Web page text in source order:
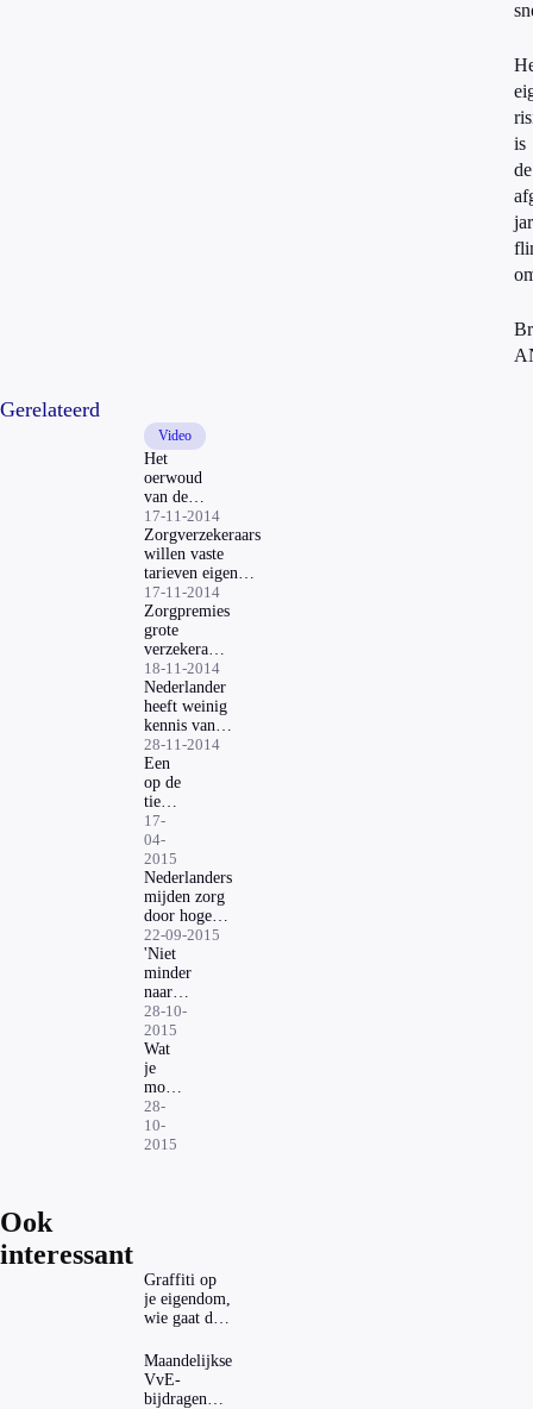
is
de
Gerelateerd
Video
Het
oerwoud
van de
zorgpolissen
17-11-2014
Zorgverzekeraars
willen vaste
tarieven eigen
risico
17-11-2014
Zorgpremies
grote
verzekeraars
bekend
18-11-2014
Nederlander
heeft weinig
kennis van
zorgverzekering
28-11-2014
Een
op de
tien
kiest
voor
hoger
eigen
risico
17-
04-
2015
Nederlanders
mijden zorg
door hoger
eigen risico
22-09-2015
'Niet
minder
naar
huisarts
om
eigen
risico'
28-10-
2015
Wat
je
moet
weten
over
je
28-
10-
2015
Ook
interessant
Graffiti op
je eigendom,
wie gaat dat
Maandelijkse
VvE-
bijdragen